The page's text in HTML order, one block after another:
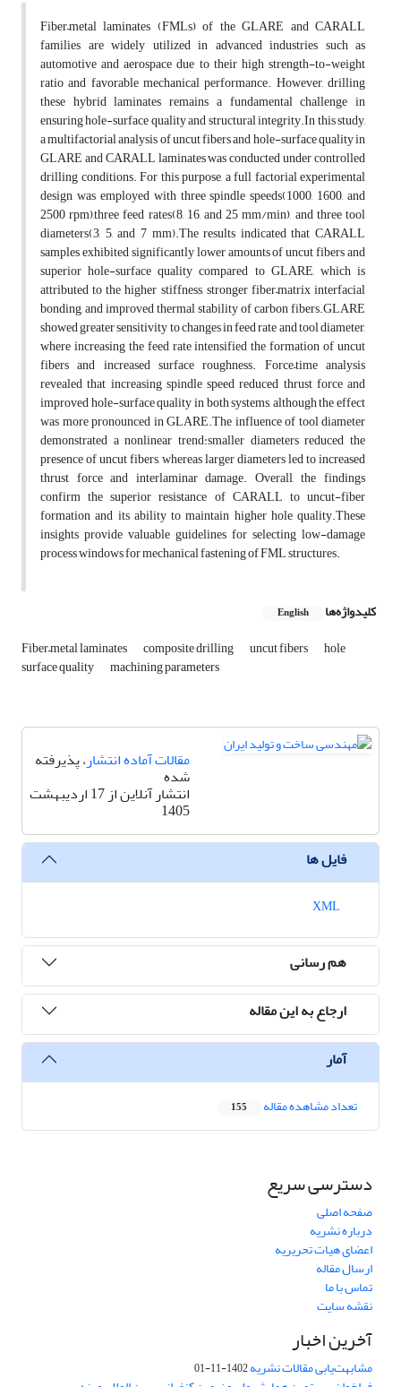
Fiber–metal laminates (FMLs) of the GLARE and CARALL
families are widely utilized in advanced industries such as
automotive and aerospace due to their high strength-to-weight
ratio and favorable mechanical performance. However, drilling
these hybrid laminates remains a fundamental challenge in
ensuring hole-surface quality and structural integrity.In this study,
a multifactorial analysis of uncut fibers and hole-surface quality in
GLARE and CARALL laminates was conducted under controlled
drilling conditions. For this purpose, a full factorial experimental
design was employed with three spindle speeds(1000, 1600, and
2500 rpm),three feed rates(8, 16, and 25 mm/min), and three tool
diameters(3, 5, and 7 mm).The results indicated that CARALL
samples exhibited significantly lower amounts of uncut fibers and
superior hole-surface quality compared to GLARE, which is
attributed to the higher stiffness, stronger fiber–matrix interfacial
bonding, and improved thermal stability of carbon fibers.GLARE
showed greater sensitivity to changes in feed rate and tool diameter,
where increasing the feed rate intensified the formation of uncut
fibers and increased surface roughness. Force–time analysis
revealed that increasing spindle speed reduced thrust force and
improved hole-surface quality in both systems, although the effect
was more pronounced in GLARE.The influence of tool diameter
demonstrated a nonlinear trend:smaller diameters reduced the
presence of uncut fibers, whereas larger diameters led to increased
thrust force and interlaminar damage. Overall, the findings
confirm the superior resistance of CARALL to uncut-fiber
formation and its ability to maintain higher hole quality.These
insights provide valuable guidelines for selecting low-damage
process windows for mechanical fastening of FML structures.
کلیدواژه‌ها English
Fiber–metal laminates composite drilling uncut fibers hole
surface quality machining parameters
مقالات آماده انتشار، پذیرفته
شده
انتشار آنلاین از 17 اردیبهشت
1405
فایل ها
هم رسانی
ارجاع به این مقاله
آمار
تعداد مشاهده مقاله 155
دسترسی سریع
صفحه اصلی
درباره نشریه
اعضای هیات تحریریه
ارسال مقاله
تماس با ما
نقشه سایت
آخرین اخبار
مشابهت‌یابی مقالات نشریه1402-11-01